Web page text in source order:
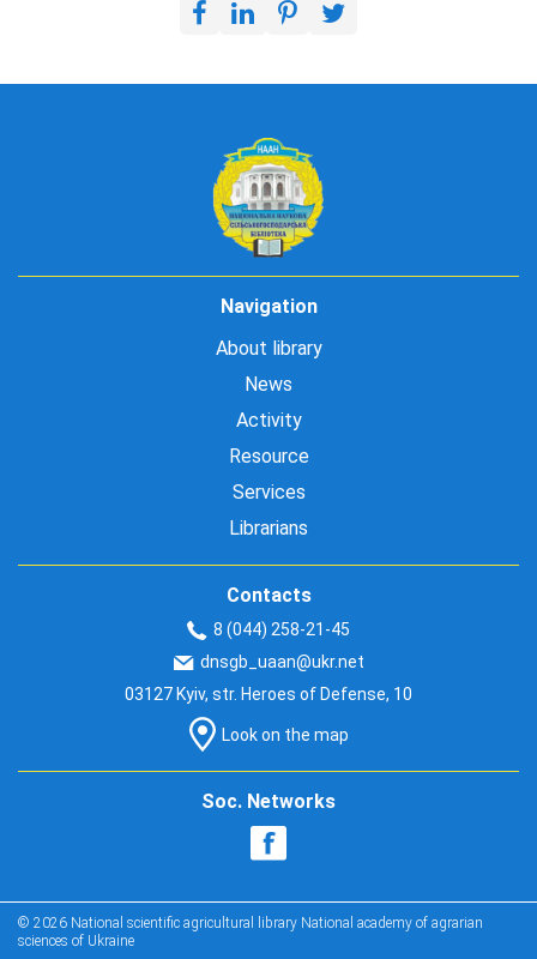
Navigation
About library
News
Activity
Resource
Services
Librarians
Contacts
8 (044) 258-21-45
dnsgb_uaan@ukr.net
03127 Kyiv, str. Heroes of Defense, 10
Look on the map
Soc. Networks
© 2026 National scientific agricultural library National academy of agrarian
sciences of Ukraine